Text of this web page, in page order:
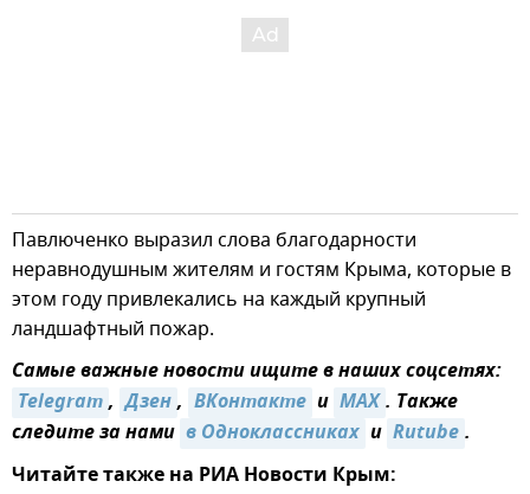
Павлюченко выразил слова благодарности
неравнодушным жителям и гостям Крыма, которые в
этом году привлекались на каждый крупный
ландшафтный пожар.
Самые важные новости ищите в наших соцсетях:
Telegram, Дзен, ВКонтакте и MAX. Также
следите за нами в Одноклассниках и Rutube.
Читайте также на РИА Новости Крым: